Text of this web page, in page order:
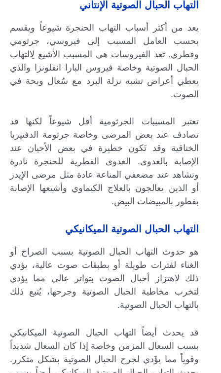
التهاب الحبال الصوتية الإنتاني
يعد من أكثر أسباب التهاب الحنجرة شيوعاً ويقسم
بحسب العامل المسبب إلى فيروسي، جرثومي
وفطري. تعد الفيروسات هي المسبب الأشيع لِالتهاب
الحبال الصوتية وخاصة فيروس البارا انفلونزا والذي
يعطي أعراض تشبه نزلة البرد مع سُعال وبحة في
الصوت.
تعتبر المسببات الجرثومية أقل شيوعاً لكنها قد
تصادف عند بعض المرضى وخاصة جرثومة الدفتيريا
الخناقية وقد تَكون خطيرة في بعض الأحيان عند
الإصابة بالعدوى. العدوى الفطرية للحنجرة نادرة
وتشاهد عند مضعفي المناعة عادة مثل مرضى الإيدز
أو الذين يعالجون بالعلاج الكيماوي وأشيعها الإصابة
بفطور بالمبيضات البيض.
التهاب الحبال الصوتية الميكانيكي
هو حدوث التهاب الحبال الصوتية بسبب الصراخ أو
الغناء لفترات طويلة أو بطبقات صوت عالية، يؤدي
ذلك لاهتزاز أحبال الصوت بتواتر عالي مما يؤدي
لتخرب مخاطية الحبال الصوتية وجرحها، يُتبع ذلك
بالتهاب الحبال الصوتية.
قد يحدث أيضاً التهاب الحبال الصوتية الميكانيكي
بسبب السعال المزمن وخاصة إذا كان السعال شديداً
وقوياً مما يؤَدي لجرح الحبال الصوتية بشكل متكرر.